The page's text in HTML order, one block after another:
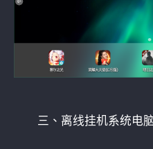
三、离线挂机系统电